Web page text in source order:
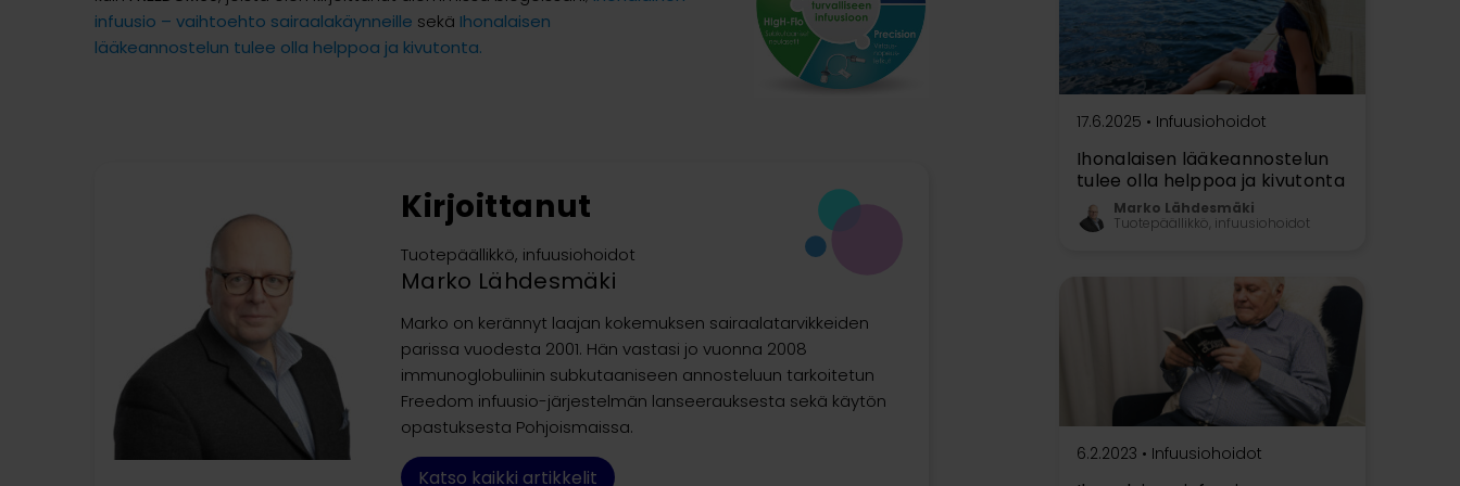
infuusio – vaihtoehto sairaalakäynneille sekä Ihonalaisen
lääkeannostelun tulee olla helppoa ja kivutonta.
Kirjoittanut
Tuotepäällikkö, infuusiohoidot
Marko Lähdesmäki
Marko on kerännyt laajan kokemuksen sairaalatarvikkeiden
parissa vuodesta 2001. Hän vastasi jo vuonna 2008
immunoglobuliinin subkutaaniseen annosteluun tarkoitetun
Freedom infuusio-järjestelmän lanseerauksesta sekä käytön
opastuksesta Pohjoismaissa.
Katso kaikki artikkelit
17.6.2025 • Infuusiohoidot
Ihonalaisen lääkeannostelun
tulee olla helppoa ja kivutonta
Marko Lähdesmäki
Tuotepäällikkö, infuusiohoidot
6.2.2023 • Infuusiohoidot